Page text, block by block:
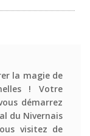
la magie de
! Votre
démarrez
du Nivernais
visitez de